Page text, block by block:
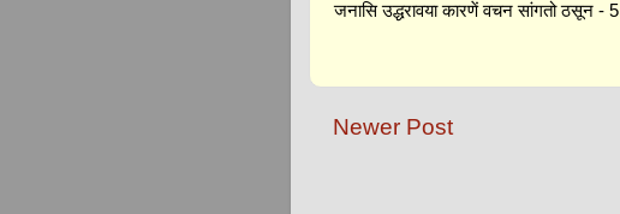
जनासि उद्धरावया कारणें वचन सांगतो ठसून - 5
Newer Post